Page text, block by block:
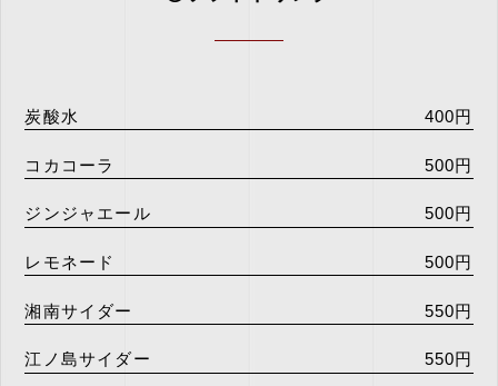
炭酸水 400円
コカコーラ 500円
ジンジャエール 500円
レモネード 500円
湘南サイダー 550円
江ノ島サイダー 550円